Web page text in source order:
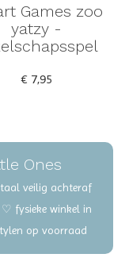
Games zoo
yatzy -
€ 7,95
Ones
veilig achteraf
fysieke winkel in
op voorraad